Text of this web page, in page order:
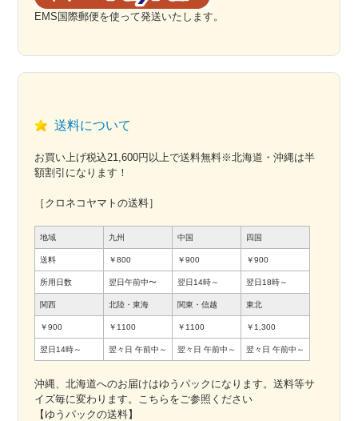
EMS国際郵便を使って発送いたします。
送料について
お買い上げ税込21,600円以上で送料無料※北海道・沖縄は半
額割引になります！
［クロネコヤマトの送料］
地域 九州 中国 四国
送料 ￥800 ￥900 ￥900
所用日数 翌日午前中〜 翌日14時～ 翌日18時～
関西 北陸・東海 関東・信越 東北
￥900 ￥1100 ￥1100 ￥1,300
翌日14時～ 翌々日 午前中～ 翌々日 午前中～ 翌々日 午前中～
沖縄、北海道へのお届けはゆうパックになります。送料等サ
イズ毎に変わります。こちらをご参照ください
【ゆうパックの送料】